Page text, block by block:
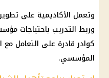
وتعمل الأكاديمية على تطوير
وربط التدريب باحتياجات
كوادر قادرة على التعامل مع
المؤسسي.